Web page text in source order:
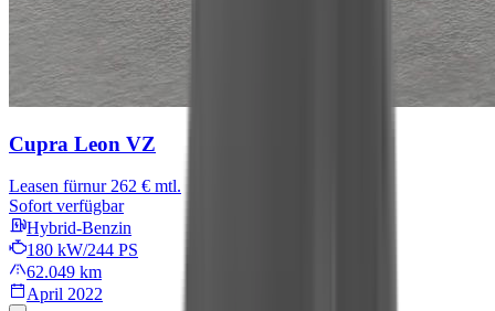
Cupra Leon VZ
Leasen fürnur 262 € mtl.
Sofort verfügbar
Hybrid-Benzin
180 kW/244 PS
62.049 km
April 2022